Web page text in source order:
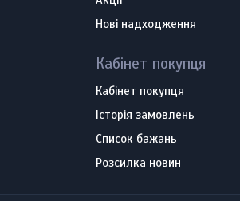
Нові надходження
Кабінет покупця
Кабінет покупця
Історія замовлень
Список бажань
Розсилка новин